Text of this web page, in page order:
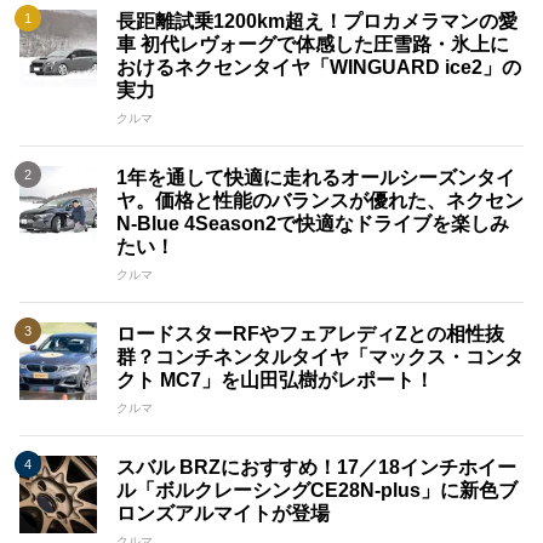
長距離試乗1200km超え！プロカメラマンの愛
車 初代レヴォーグで体感した圧雪路・氷上に
おけるネクセンタイヤ「WINGUARD ice2」の
実力
クルマ
1年を通して快適に走れるオールシーズンタイ
ヤ。価格と性能のバランスが優れた、ネクセン
N-Blue 4Season2で快適なドライブを楽しみ
たい！
クルマ
ロードスターRFやフェアレディZとの相性抜
群？コンチネンタルタイヤ「マックス・コンタ
クト MC7」を山田弘樹がレポート！
クルマ
スバル BRZにおすすめ！17／18インチホイー
ル「ボルクレーシングCE28N-plus」に新色ブ
ロンズアルマイトが登場